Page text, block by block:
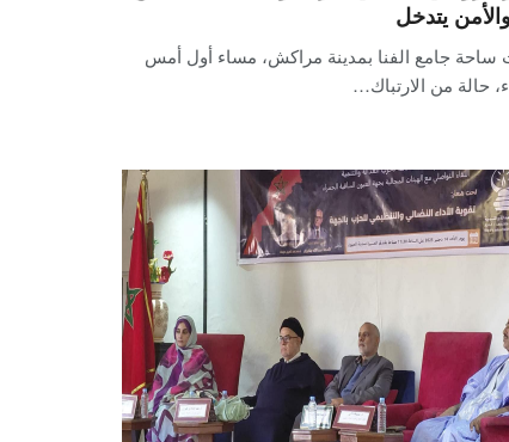
والأمن يتدخل
جامع الفنا بمدينة مراكش، مساء أول أمس
حالة من الارتباك…